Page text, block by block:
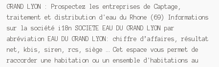
GRAND LYON : Prospectez les entreprises de Captage,
traitement et distribution d'eau du Rhone (69) Informations
sur la société i18n SOCIETE EAU DU GRAND LYON par
abréviation EAU DU GRAND LYON: chiffre d’affaires, résultat
net, kbis, siren, rcs, siège … Cet espace vous permet de
raccorder une habitation ou un ensemble d'habitations au